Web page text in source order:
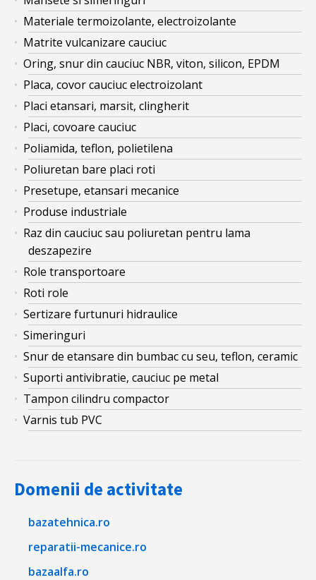
Materiale termoizolante, electroizolante
Matrite vulcanizare cauciuc
Oring, snur din cauciuc NBR, viton, silicon, EPDM
Placa, covor cauciuc electroizolant
Placi etansari, marsit, clingherit
Placi, covoare cauciuc
Poliamida, teflon, polietilena
Poliuretan bare placi roti
Presetupe, etansari mecanice
Produse industriale
Raz din cauciuc sau poliuretan pentru lama
deszapezire
Role transportoare
Roti role
Sertizare furtunuri hidraulice
Simeringuri
Snur de etansare din bumbac cu seu, teflon, ceramic
Suporti antivibratie, cauciuc pe metal
Tampon cilindru compactor
Varnis tub PVC
Domenii de activitate
bazatehnica.ro
reparatii-mecanice.ro
bazaalfa.ro